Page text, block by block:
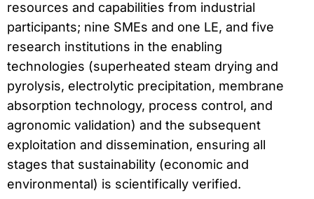
resources and capabilities from industrial
participants; nine SMEs and one LE, and five
research institutions in the enabling
technologies (superheated steam drying and
pyrolysis, electrolytic precipitation, membrane
absorption technology, process control, and
agronomic validation) and the subsequent
exploitation and dissemination, ensuring all
stages that sustainability (economic and
environmental) is scientifically verified.